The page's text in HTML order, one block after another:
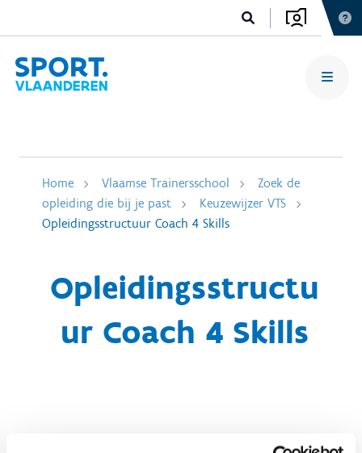
Home Vlaamse Trainersschool
Zoek de
opleiding die bij je past
Keuzewijzer VTS
Opleidingsstructuur Coach 4 Skills
Opleidingsstructu
ur Coach 4 Skills